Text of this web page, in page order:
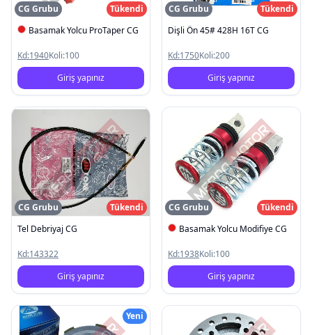
CG Grubu
Tükendi
Basamak Yolcu ProTaper CG
Kd:1940Koli:100
Giriş yapınız
CG Grubu
Tükendi
Dişli Ön 45# 428H 16T CG
Kd:1750Koli:200
Giriş yapınız
CG Grubu
Tükendi
Tel Debriyaj CG
Kd:143322
Giriş yapınız
CG Grubu
Tükendi
Basamak Yolcu Modifiye CG
Kd:1938Koli:100
Giriş yapınız
Yeni